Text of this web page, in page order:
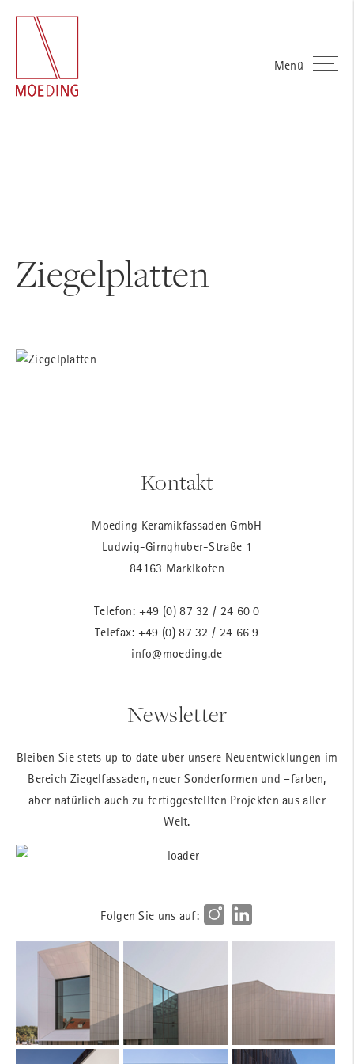
Menü
Ziegelplatten
Kontakt
Moeding Keramikfassaden GmbH
Ludwig-Girnghuber-Straße 1
84163 Marklkofen
Telefon: +49 (0) 87 32 / 24 60 0
Telefax: +49 (0) 87 32 / 24 66 9
info@moeding.de
Newsletter
Bleiben Sie stets up to date über unsere Neuentwicklungen im
Bereich Ziegelfassaden, neuer Sonderformen und –farben,
aber natürlich auch zu fertiggestellten Projekten aus aller
Welt.
Folgen Sie uns auf: